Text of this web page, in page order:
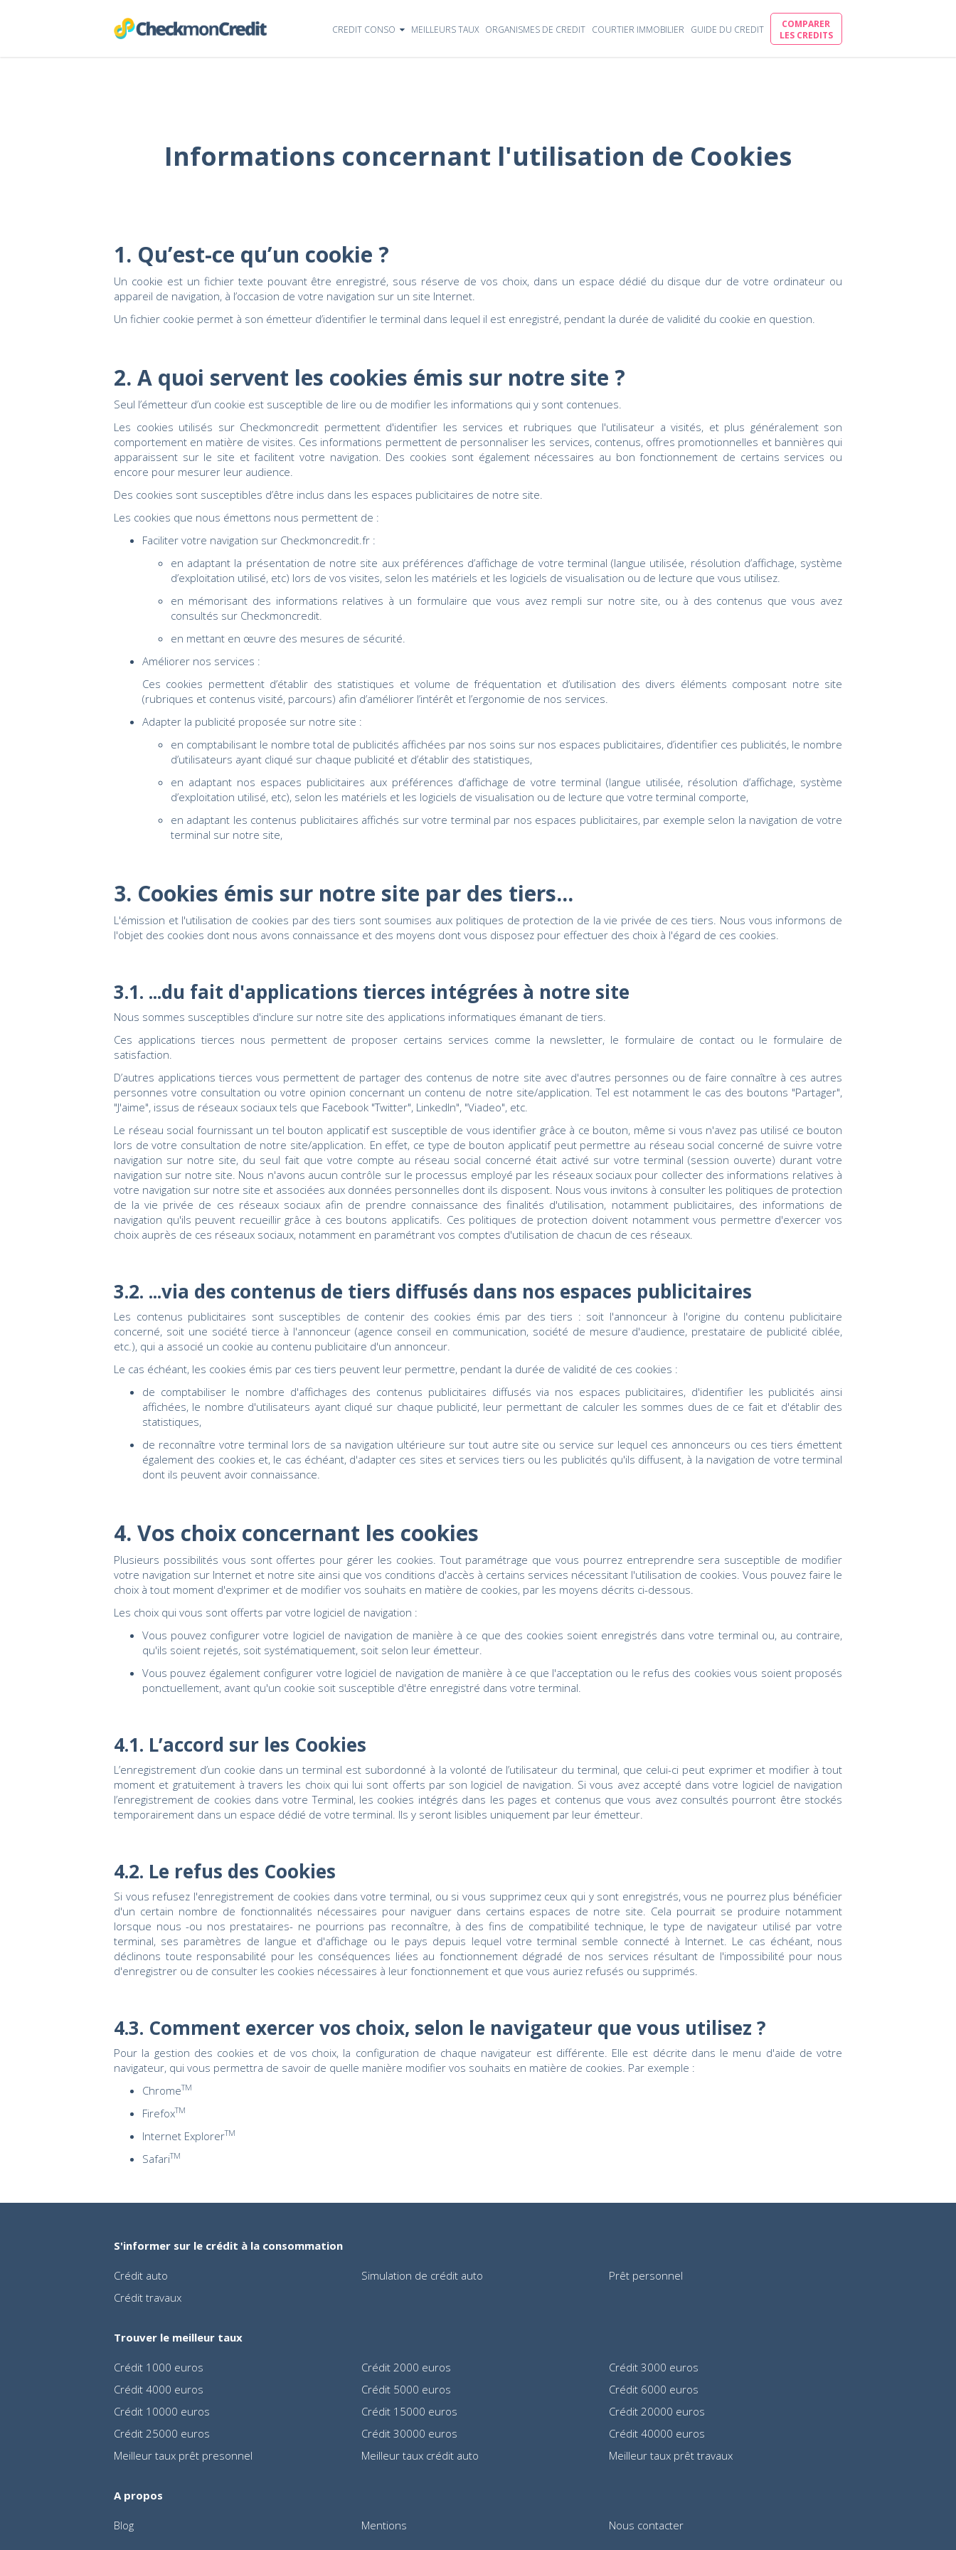
CREDIT CONSO MEILLEURS TAUX ORGANISMES DE CREDIT COURTIER IMMOBILIER GUIDE DU CREDIT
COMPARER
LES CREDITS
Informations concernant l'utilisation de Cookies
1. Qu’est-ce qu’un cookie ?
Un cookie est un fichier texte pouvant être enregistré, sous réserve de vos choix, dans un espace dédié du disque dur de votre ordinateur ou
appareil de navigation, à l’occasion de votre navigation sur un site Internet.
Un fichier cookie permet à son émetteur d’identifier le terminal dans lequel il est enregistré, pendant la durée de validité du cookie en question.
2. A quoi servent les cookies émis sur notre site ?
Seul l’émetteur d’un cookie est susceptible de lire ou de modifier les informations qui y sont contenues.
Les cookies utilisés sur Checkmoncredit permettent d'identifier les services et rubriques que l'utilisateur a visités, et plus généralement son
comportement en matière de visites. Ces informations permettent de personnaliser les services, contenus, offres promotionnelles et bannières qui
apparaissent sur le site et facilitent votre navigation. Des cookies sont également nécessaires au bon fonctionnement de certains services ou
encore pour mesurer leur audience.
Des cookies sont susceptibles d’être inclus dans les espaces publicitaires de notre site.
Les cookies que nous émettons nous permettent de :
Faciliter votre navigation sur Checkmoncredit.fr :
en adaptant la présentation de notre site aux préférences d’affichage de votre terminal (langue utilisée, résolution d’affichage, système
d’exploitation utilisé, etc) lors de vos visites, selon les matériels et les logiciels de visualisation ou de lecture que vous utilisez.
en mémorisant des informations relatives à un formulaire que vous avez rempli sur notre site, ou à des contenus que vous avez
consultés sur Checkmoncredit.
en mettant en œuvre des mesures de sécurité.
Améliorer nos services :
Ces cookies permettent d’établir des statistiques et volume de fréquentation et d’utilisation des divers éléments composant notre site
(rubriques et contenus visité, parcours) afin d’améliorer l’intérêt et l’ergonomie de nos services.
Adapter la publicité proposée sur notre site :
en comptabilisant le nombre total de publicités affichées par nos soins sur nos espaces publicitaires, d’identifier ces publicités, le nombre
d’utilisateurs ayant cliqué sur chaque publicité et d’établir des statistiques,
en adaptant nos espaces publicitaires aux préférences d’affichage de votre terminal (langue utilisée, résolution d’affichage, système
d’exploitation utilisé, etc), selon les matériels et les logiciels de visualisation ou de lecture que votre terminal comporte,
en adaptant les contenus publicitaires affichés sur votre terminal par nos espaces publicitaires, par exemple selon la navigation de votre
terminal sur notre site,
3. Cookies émis sur notre site par des tiers...
L'émission et l'utilisation de cookies par des tiers sont soumises aux politiques de protection de la vie privée de ces tiers. Nous vous informons de
l'objet des cookies dont nous avons connaissance et des moyens dont vous disposez pour effectuer des choix à l'égard de ces cookies.
3.1. ...du fait d'applications tierces intégrées à notre site
Nous sommes susceptibles d'inclure sur notre site des applications informatiques émanant de tiers.
Ces applications tierces nous permettent de proposer certains services comme la newsletter, le formulaire de contact ou le formulaire de
satisfaction.
D’autres applications tierces vous permettent de partager des contenus de notre site avec d'autres personnes ou de faire connaître à ces autres
personnes votre consultation ou votre opinion concernant un contenu de notre site/application. Tel est notamment le cas des boutons "Partager",
"J'aime", issus de réseaux sociaux tels que Facebook "Twitter", LinkedIn", "Viadeo", etc.
Le réseau social fournissant un tel bouton applicatif est susceptible de vous identifier grâce à ce bouton, même si vous n'avez pas utilisé ce bouton
lors de votre consultation de notre site/application. En effet, ce type de bouton applicatif peut permettre au réseau social concerné de suivre votre
navigation sur notre site, du seul fait que votre compte au réseau social concerné était activé sur votre terminal (session ouverte) durant votre
navigation sur notre site. Nous n'avons aucun contrôle sur le processus employé par les réseaux sociaux pour collecter des informations relatives à
votre navigation sur notre site et associées aux données personnelles dont ils disposent. Nous vous invitons à consulter les politiques de protection
de la vie privée de ces réseaux sociaux afin de prendre connaissance des finalités d'utilisation, notamment publicitaires, des informations de
navigation qu'ils peuvent recueillir grâce à ces boutons applicatifs. Ces politiques de protection doivent notamment vous permettre d'exercer vos
choix auprès de ces réseaux sociaux, notamment en paramétrant vos comptes d'utilisation de chacun de ces réseaux.
3.2. ...via des contenus de tiers diffusés dans nos espaces publicitaires
Les contenus publicitaires sont susceptibles de contenir des cookies émis par des tiers : soit l'annonceur à l'origine du contenu publicitaire
concerné, soit une société tierce à l'annonceur (agence conseil en communication, société de mesure d'audience, prestataire de publicité ciblée,
etc.), qui a associé un cookie au contenu publicitaire d'un annonceur.
Le cas échéant, les cookies émis par ces tiers peuvent leur permettre, pendant la durée de validité de ces cookies :
de comptabiliser le nombre d'affichages des contenus publicitaires diffusés via nos espaces publicitaires, d'identifier les publicités ainsi
affichées, le nombre d'utilisateurs ayant cliqué sur chaque publicité, leur permettant de calculer les sommes dues de ce fait et d'établir des
statistiques,
de reconnaître votre terminal lors de sa navigation ultérieure sur tout autre site ou service sur lequel ces annonceurs ou ces tiers émettent
également des cookies et, le cas échéant, d'adapter ces sites et services tiers ou les publicités qu'ils diffusent, à la navigation de votre terminal
dont ils peuvent avoir connaissance.
4. Vos choix concernant les cookies
Plusieurs possibilités vous sont offertes pour gérer les cookies. Tout paramétrage que vous pourrez entreprendre sera susceptible de modifier
votre navigation sur Internet et notre site ainsi que vos conditions d'accès à certains services nécessitant l'utilisation de cookies. Vous pouvez faire le
choix à tout moment d'exprimer et de modifier vos souhaits en matière de cookies, par les moyens décrits ci-dessous.
Les choix qui vous sont offerts par votre logiciel de navigation :
Vous pouvez configurer votre logiciel de navigation de manière à ce que des cookies soient enregistrés dans votre terminal ou, au contraire,
qu'ils soient rejetés, soit systématiquement, soit selon leur émetteur.
Vous pouvez également configurer votre logiciel de navigation de manière à ce que l'acceptation ou le refus des cookies vous soient proposés
ponctuellement, avant qu'un cookie soit susceptible d'être enregistré dans votre terminal.
4.1. L’accord sur les Cookies
L’enregistrement d’un cookie dans un terminal est subordonné à la volonté de l’utilisateur du terminal, que celui-ci peut exprimer et modifier à tout
moment et gratuitement à travers les choix qui lui sont offerts par son logiciel de navigation. Si vous avez accepté dans votre logiciel de navigation
l’enregistrement de cookies dans votre Terminal, les cookies intégrés dans les pages et contenus que vous avez consultés pourront être stockés
temporairement dans un espace dédié de votre terminal. Ils y seront lisibles uniquement par leur émetteur.
4.2. Le refus des Cookies
Si vous refusez l'enregistrement de cookies dans votre terminal, ou si vous supprimez ceux qui y sont enregistrés, vous ne pourrez plus bénéficier
d'un certain nombre de fonctionnalités nécessaires pour naviguer dans certains espaces de notre site. Cela pourrait se produire notamment
lorsque nous -ou nos prestataires- ne pourrions pas reconnaître, à des fins de compatibilité technique, le type de navigateur utilisé par votre
terminal, ses paramètres de langue et d'affichage ou le pays depuis lequel votre terminal semble connecté à Internet. Le cas échéant, nous
déclinons toute responsabilité pour les conséquences liées au fonctionnement dégradé de nos services résultant de l'impossibilité pour nous
d'enregistrer ou de consulter les cookies nécessaires à leur fonctionnement et que vous auriez refusés ou supprimés.
4.3. Comment exercer vos choix, selon le navigateur que vous utilisez ?
Pour la gestion des cookies et de vos choix, la configuration de chaque navigateur est différente. Elle est décrite dans le menu d'aide de votre
navigateur, qui vous permettra de savoir de quelle manière modifier vos souhaits en matière de cookies. Par exemple :
ChromeTM
FirefoxTM
Internet ExplorerTM
SafariTM
S'informer sur le crédit à la consommation
Crédit auto Simulation de crédit auto
Prêt personnel
Crédit travaux
Trouver le meilleur taux
Crédit 1000 euros Crédit 2000 euros
Crédit 3000 euros
Crédit 4000 euros
Crédit 5000 euros
Crédit 6000 euros
Crédit 10000 euros
Crédit 15000 euros
Crédit 20000 euros
Crédit 25000 euros
Crédit 30000 euros
Crédit 40000 euros
Meilleur taux prêt presonnel
Meilleur taux crédit auto Meilleur taux prêt travaux
A propos
Blog Mentions Nous contacter